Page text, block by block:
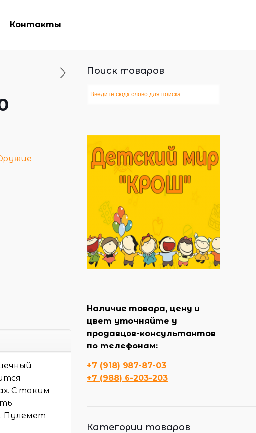
Контакты
С таким
Пулемет
Поиск товаров
Наличие товара, цену и
цвет уточняйте у
продавцов-консультантов
по телефонам:
+7 (918) 987-87-03
+7 (988) 6-203-203
Категории товаров